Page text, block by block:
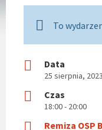
To
Data
25 sierpnia, 2023
Czas
18:00 - 20:00
Remiza OSP